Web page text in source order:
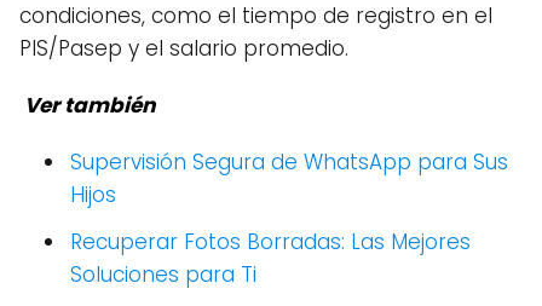
condiciones, como el tiempo de registro en el
PIS/Pasep y el salario promedio.
Ver también
Supervisión Segura de WhatsApp para Sus
Hijos
Recuperar Fotos Borradas: Las Mejores
Soluciones para Ti